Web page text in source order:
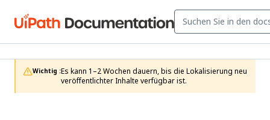
Wichtig :Es kann 1–2 Wochen dauern, bis die Lokalisierung neu
veröffentlichter Inhalte verfügbar ist.